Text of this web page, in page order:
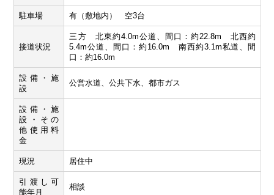
駐車場 有（敷地内） 空3台
接道状況
三方 北東約4.0m公道、間口：約22.8m 北西約
5.4m公道、間口：約16.0m 南西約3.1m私道、間
口：約16.0m
設備・施
設
公営水道、公共下水、都市ガス
設備・施
設・その
他使用料
金
現況 居住中
引渡し可
能年月
相談